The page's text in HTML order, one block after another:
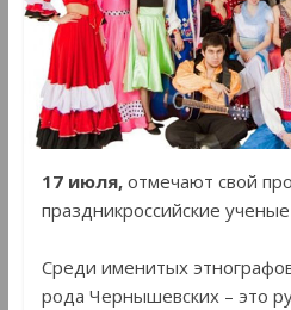
17 июля, отмечают свой
праздникроссийские
Среди именитых
рода Чернышевских – это